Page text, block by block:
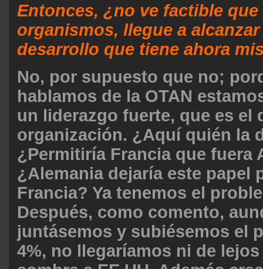
Entonces, ¿no ve factible que
organismos, llegue a
desarrollo que tiene ahora
No, por supuesto que no;
hablamos de la OTAN
un liderazgo fuerte, que es el
organización. ¿Aquí quién la
¿Permitiría Francia que fuera
¿Alemania dejaría este papel
Francia? Ya tenemos el
Después, como comento,
juntásemos y subiésemos el
4%, no llegaríamos ni de